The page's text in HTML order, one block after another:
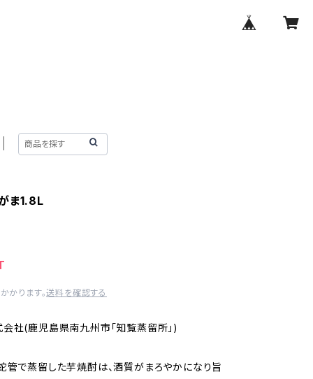
ま1.8L
かります。送料を確認する
社(鹿児島県南九州市「知覧蒸留所」)
管で蒸留した芋焼酎は、酒質がまろやかになり旨